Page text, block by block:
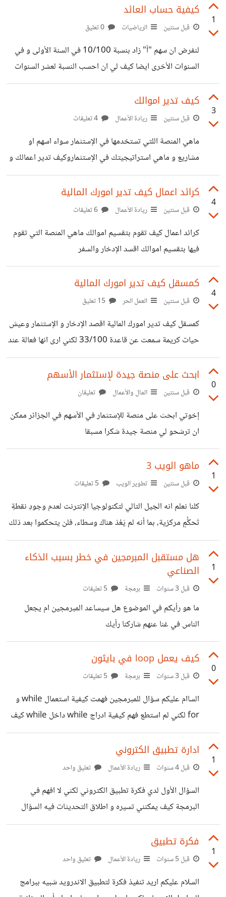
الأولى الثانية 5/100 الثالثة إلخ .......
1
كيفية حساب العائد
قبل سنتين الرياضيات
لنفرض ان سهم "أ" زاد بنسبة 10/100 في السنة الأولى و في
السنوات الأخرى ايضا كيف لي ان احسب النسبة لعشر السنوات
القادمة
3
كيف تدير اموالك
قبل سنتين ريادة الأعمال
ماهي المنصة اللتي تستخدمها في الإستثمار سواء اسهم او
مشاريع و ماهي استراتيجيتك في الإستثماروكيف تدير اعمالك و
اموالك
4
كرائد اعمال كيف تدير امورك المالية
قبل سنتين ريادة الأعمال
كرائد اعمال كيف تقوم بتقسيم اموالك ماهي المنصة التي تقوم
فيها بتقسيم اموالك اقسد الإدخار والسفر
4
كمسقل كيف تدير امورك المالية
قبل سنتين العمل الحر
كمسقل كيف تدير امورك المالية اقصد الإدخار و الإستثمار وعيش
حيات كريمة سمعت عن قاعدة 33/100 لكني ارى انها فعالة عند
رأس مالي صغير 33/100 استثمار 33/100 التزامات 33/100
لنفسك شاركنا رأيك لعلنا نستفيد
0
ابحث على منصة جيدة لإستثمار الأسهم
قبل سنتين المال والأعمال تعليقان
إخوتي ابحث على منصة للإستثمار في الأسهم في الجزائر ممكن
ان ترشحو لي منصة جيدة شكرا مسبقا
1
ماهو الويب 3
قبل سنتين تطوير الويب
كلنا نعلم انه الجيل التالي لتكنولوجيا الإنترنت لعدم وجودِ نقطةِ
تَحكُّمٍ مركزية، بما أنه لم يَعُدْ هناك وسطاء، فلن يتحكموا بعد ذلك
في بيانات المستخدِم. سؤالي هو كيف يعمل الويب 3 اي كيف
تدار المحادثات بدون مركزية من سيقوم بتسير المحادثات بسرية
شاركنا رأيك
1
هل مستقبل المبرمجين في خطر بسبب الذكاء
الصناعي
قبل 3 سنوات برمجة
ما هو رأيكم في الموضوع هل سيساعد المبرمجين ام يجعل
الناس في غنا عنهم شاركنا رأيك
0
كيف يعمل loop في بايثون
قبل 3 سنوات برمجة
الساام عليكم سؤال للمبرمجين فهمت كيفية استعمال while و
for لكني لم استطع فهم كيفية ادراج while داخل while كيف
تعمل اتمنى ان يكون الشرح سهل شكرا
1
ادارة تطبيق الكتروني
قبل 4 سنوات ريادة الأعمال تعليق واحد
السؤال الأول لدي فكرة تطبيق الكتروني لكني لا افهم في
البرمجة كيف يمكنني تسيره و اطلاق التحديثات فيه السؤال
الثاني كيف اسعر التطبيق و اختار الشخص المناسب لبرمجته
شكرااا
1
فكرة تطبيق
قبل 5 سنوات ريادة الأعمال تعليق واحد
السلام عليكم اريد تنفيذ فكرة لتطبيق الاندرويد شبيه ببرامج